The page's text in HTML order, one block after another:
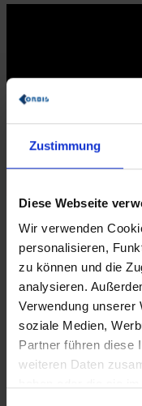
Zustimmung
Diese Webseite
Wir verwenden
personalisieren,
zu können und die
analysieren.
Verwendung unserer
soziale Medien,
Partner führen diese
weiteren Daten
Die drei
Planen Sie die Routen
Sie dadurch alle
Fahrtwege. Gehen Sie
papierlose Fabrik!
TSS-Customizing
Das TSS-
Lösung. Hier